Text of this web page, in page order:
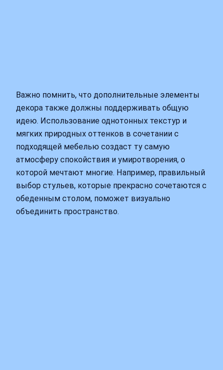
Важно помнить, что дополнительные элементы
декора также должны поддерживать общую
идею. Использование однотонных текстур и
мягких природных оттенков в сочетании с
подходящей мебелью создаст ту самую
атмосферу спокойствия и умиротворения, о
которой мечтают многие. Например, правильный
выбор стульев, которые прекрасно сочетаются с
обеденным столом, поможет визуально
объединить пространство.